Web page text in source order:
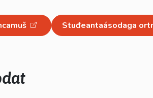
Stuđeantaásodaga